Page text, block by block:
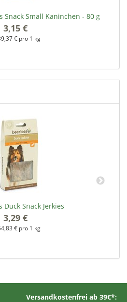
Snack Small Kaninchen - 80 g
3,15 €
€ pro 1 kg
Duck Snack Jerkies
3,29 €
€ pro 1 kg
Versandkostenfrei ab 39€*: